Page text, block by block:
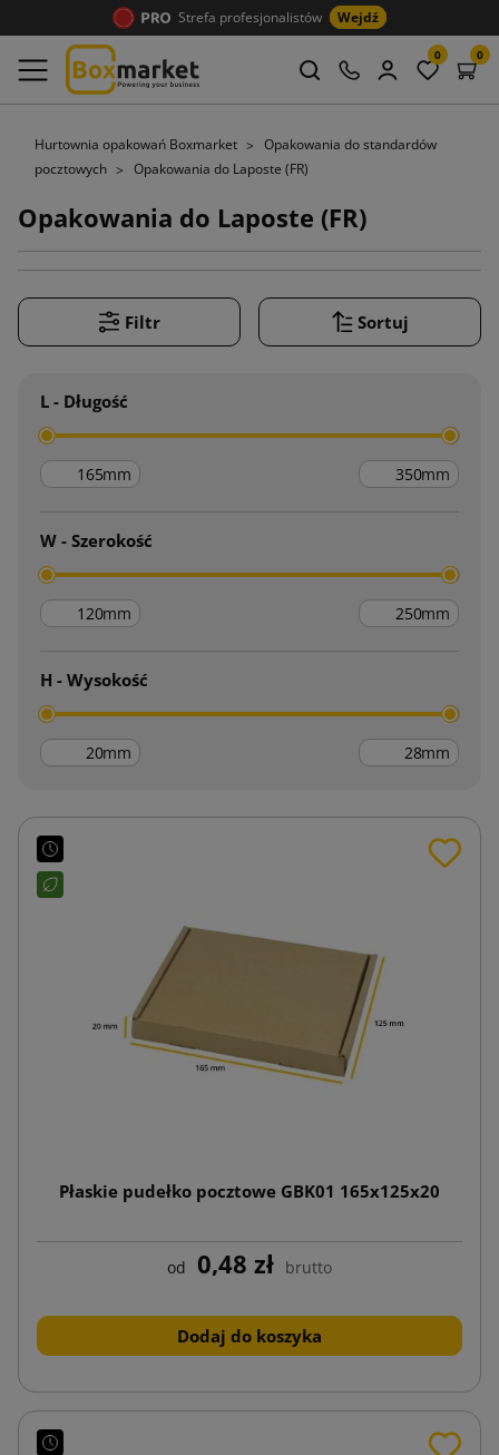
Strefa profesjonalistów Wejdź
0 0
Hurtownia opakowań Boxmarket
Opakowania do standardów
pocztowych
Opakowania do Laposte (FR)
Opakowania do Laposte (FR)
Filtr Sortuj
L - Długość
mm mm
W - Szerokość
mm mm
H - Wysokość
mm mm
Płaskie pudełko pocztowe GBK01 165x125x20
od 0,48 zł brutto
Dodaj do koszyka